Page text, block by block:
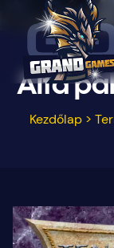
Alfa
Kezdőlap >